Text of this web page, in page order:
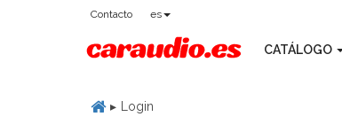
Contacto es
CATÁLOGO
Login